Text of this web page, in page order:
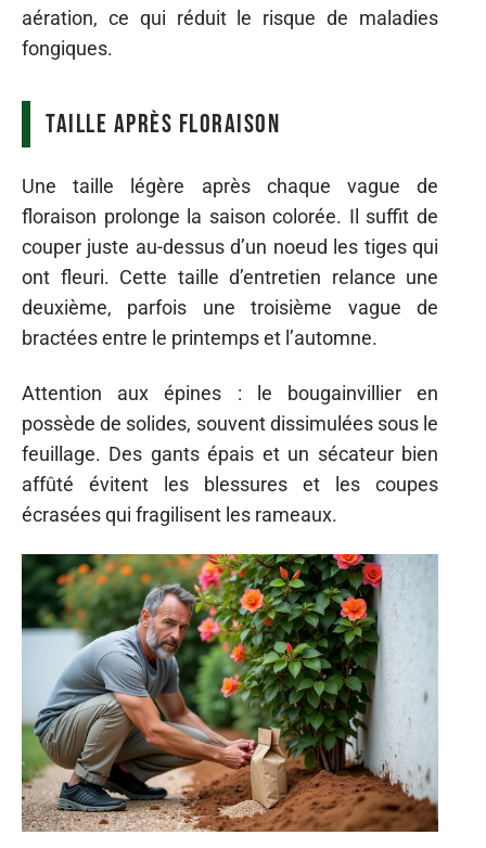
aération, ce qui réduit le risque de maladies
fongiques.
Taille après floraison
Une taille légère après chaque vague de
floraison prolonge la saison colorée. Il suffit de
couper juste au-dessus d’un noeud les tiges qui
ont fleuri. Cette taille d’entretien relance une
deuxième, parfois une troisième vague de
bractées entre le printemps et l’automne.
Attention aux épines : le bougainvillier en
possède de solides, souvent dissimulées sous le
feuillage. Des gants épais et un sécateur bien
affûté évitent les blessures et les coupes
écrasées qui fragilisent les rameaux.